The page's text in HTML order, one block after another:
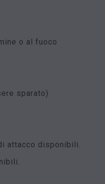
o al fuoco
sparato)
attacco disponibili.